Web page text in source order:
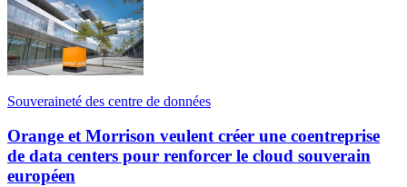
Souveraineté des centre de données
Orange et Morrison veulent créer une coentreprise
de data centers pour renforcer le cloud souverain
européen